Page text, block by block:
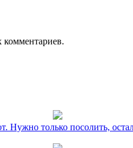
комментариев.
Нужно только посолить,